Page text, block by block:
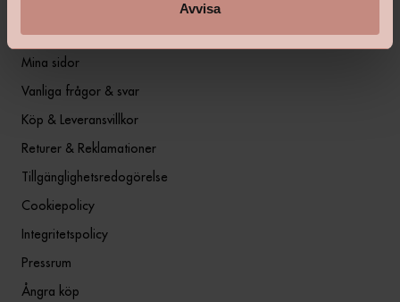
Avvisa
Mina sidor
Vanliga frågor & svar
Köp & Leveransvillkor
Returer & Reklamationer
Tillgänglighetsredogörelse
Cookiepolicy
Integritetspolicy
Pressrum
Ångra köp